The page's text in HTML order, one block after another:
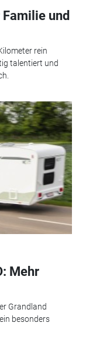
und
rein
talentiert und
Mehr
Grandland
besonders